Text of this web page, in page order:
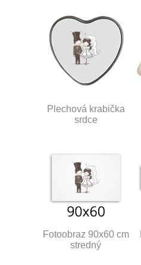
Plechová krabička
srdce
Fotoobraz 90x60 cm
stredný